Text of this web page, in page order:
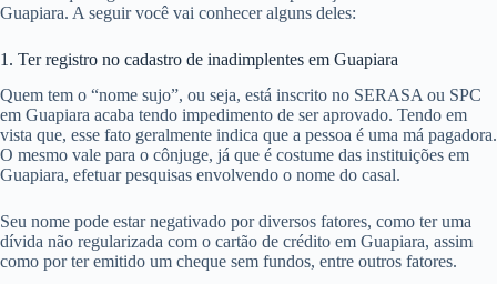
Guapiara. A seguir você vai conhecer alguns deles:
1. Ter registro no cadastro de inadimplentes em Guapiara
Quem tem o “nome sujo”, ou seja, está inscrito no SERASA ou SPC
em Guapiara acaba tendo impedimento de ser aprovado. Tendo em
vista que, esse fato geralmente indica que a pessoa é uma má pagadora.
O mesmo vale para o cônjuge, já que é costume das instituições em
Guapiara, efetuar pesquisas envolvendo o nome do casal.
Seu nome pode estar negativado por diversos fatores, como ter uma
dívida não regularizada com o cartão de crédito em Guapiara, assim
como por ter emitido um cheque sem fundos, entre outros fatores.